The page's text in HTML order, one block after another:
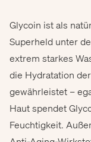
Glycoin ist als
Superheld unter
extrem starkes
die Hydratation
gewährleistet –
Haut spendet
Feuchtigkeit.